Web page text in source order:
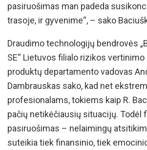
pasiruošimas man padeda
trasoje, ir gyvenime“, – sako
Draudimo technologijų bendrovės
SE“ Lietuvos filialo rizikos
produktų departamento vadovas
Dambrauskas sako, kad net
profesionalams, tokiems kaip R.
pačių netikėčiausių situacijų. Todėl
pasiruošimas – nelaimingų
suteikia tiek finansinio, tiek